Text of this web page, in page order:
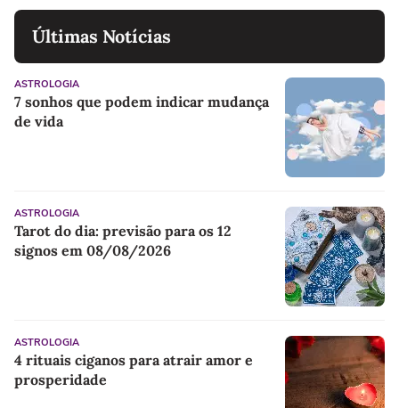
Últimas Notícias
ASTROLOGIA
7 sonhos que podem indicar mudança
de vida
ASTROLOGIA
Tarot do dia: previsão para os 12
signos em 08/08/2026
ASTROLOGIA
4 rituais ciganos para atrair amor e
prosperidade